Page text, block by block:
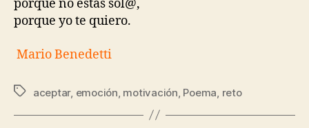
porque no estás sol@,
porque yo te quiero.
Mario Benedetti
aceptar, emoción, motivación, Poema, reto